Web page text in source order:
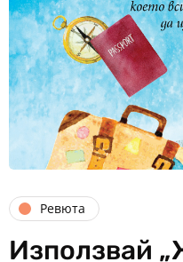
Ревюта
Използвай